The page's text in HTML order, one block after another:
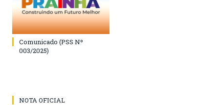
Comunicado (PSS Nº
003/2025)
NOTA OFICIAL